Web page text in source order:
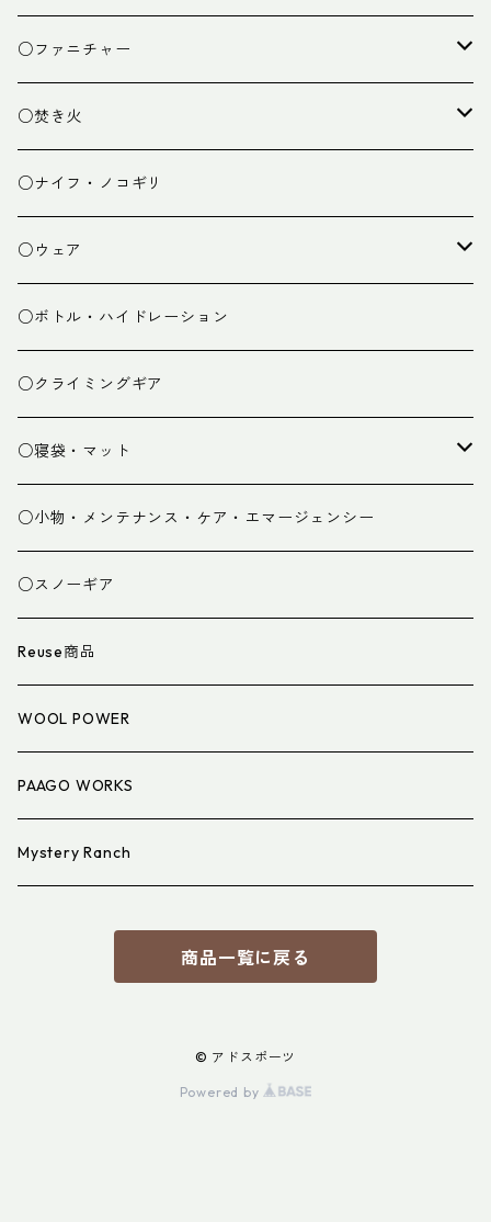
クッキング小物
ペグ・ハンマー・小物
ライト
ランタン
○ファニチャー
テーブル
チェア
○焚き火
焚き火台
焚き火小物
○ナイフ・ノコギリ
○ウェア
ミドルレイヤー
ベースレイヤー
パンツ
グローブ
スパッツ・ゲイター
衣類小物
アイウェア
○ボトル・ハイドレーション
○クライミングギア
○寝袋・マット
寝袋
マット
寝具小物
○小物・メンテナンス・ケア・エマージェンシー
○スノーギア
Reuse商品
WOOL POWER
PAAGO WORKS
Mystery Ranch
商品一覧に戻る
© アドスポーツ
Powered by